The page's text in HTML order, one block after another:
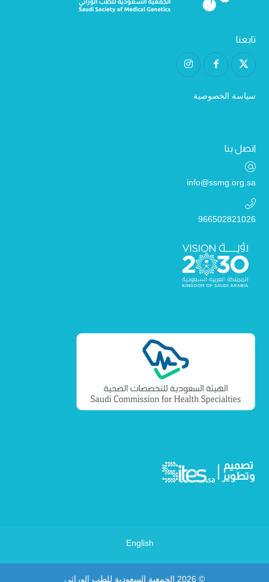
تابعنا
سياسة الخصوصية
اتصل بنا
info@ssmg.org.sa
966502821026
English
© 2026 الجمعية السعودية للطب الوراثي